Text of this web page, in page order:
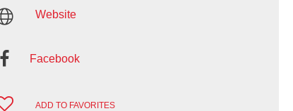
Website
Facebook
ADD TO FAVORITES